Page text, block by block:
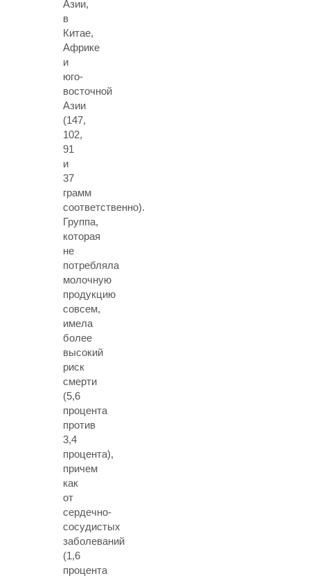
Азии,
в
Китае,
Африке
и
юго-
восточной
Азии
(147,
102,
91
и
37
грамм
соответственно).
Группа,
которая
не
потребляла
молочную
продукцию
совсем,
имела
более
высокий
риск
смерти
(5,6
процента
против
3,4
процента),
причем
как
от
сердечно-
сосудистых
заболеваний
(1,6
процента